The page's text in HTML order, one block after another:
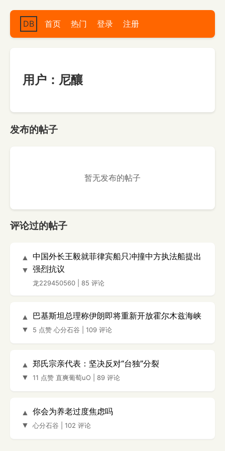
DB 首页 热门 登录 注册
用户：尼釀
发布的帖子
暂无发布的帖子
评论过的帖子
▲
▼
中国外长王毅就菲律宾船只冲撞中方执法船提出
强烈抗议
龙229450560 85 评论
▲
▼
巴基斯坦总理称伊朗即将重新开放霍尔木兹海峡
5 点赞 心分石谷 109 评论
▲
▼
郑氏宗亲代表：坚决反对“台独”分裂
11 点赞 直爽葡萄uO 89 评论
▲
▼
你会为养老过度焦虑吗
心分石谷 102 评论